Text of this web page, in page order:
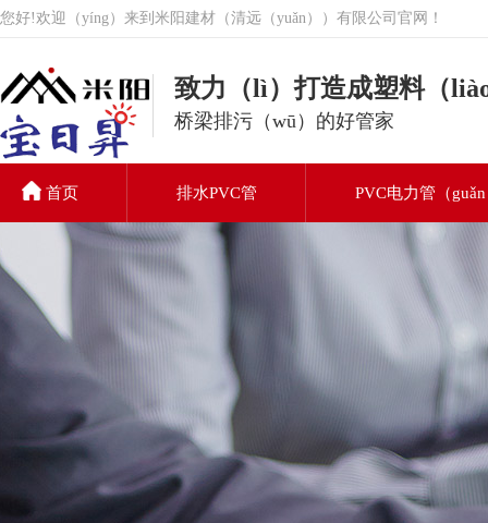
您好!欢迎（yíng）来到米阳建材（清远（yuǎn））有限公司官网！
PVC排水（shuǐ）
管
致力（lì）打造成塑料（
桥梁排污（wū）的好管家
首页 排水PVC管 PVC电力管（
联系我们（men）